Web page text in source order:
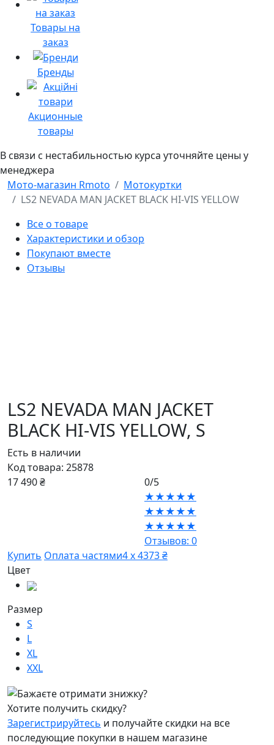
Товары на
заказ
Бренды
Акционные
товары
В связи с нестабильностью курса уточняйте цены у
менеджера
Мото-магазин Rmoto
Мотокуртки
LS2 NEVADA MAN JACKET BLACK HI-VIS YELLOW
Все о товаре
Характеристики и обзор
Покупают вместе
Отзывы
LS2 NEVADA MAN JACKET
BLACK HI-VIS YELLOW, S
Есть в наличии
Код товара: 25878
17 490 ₴
0/5
★★★★★
★★★★★
★★★★★
Отзывов: 0
Купить Оплата частями4 х 4373 ₴
Цвет
Размер
S
L
XL
XXL
Хотите получить скидку?
Зарегистрируйтесь и получайте скидки на все
последующие покупки в нашем магазине